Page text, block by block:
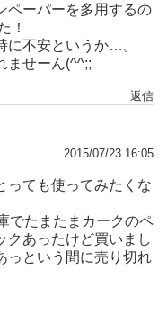
ペーパーを多用するの
！
に不安というか…。
ませーん(^^;;
返信
2015/07/23 16:05
っても使ってみたくな
でたまたまカークのペ
クあったけど買いまし
っという間に売り切れ